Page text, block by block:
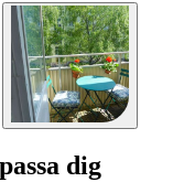
dig